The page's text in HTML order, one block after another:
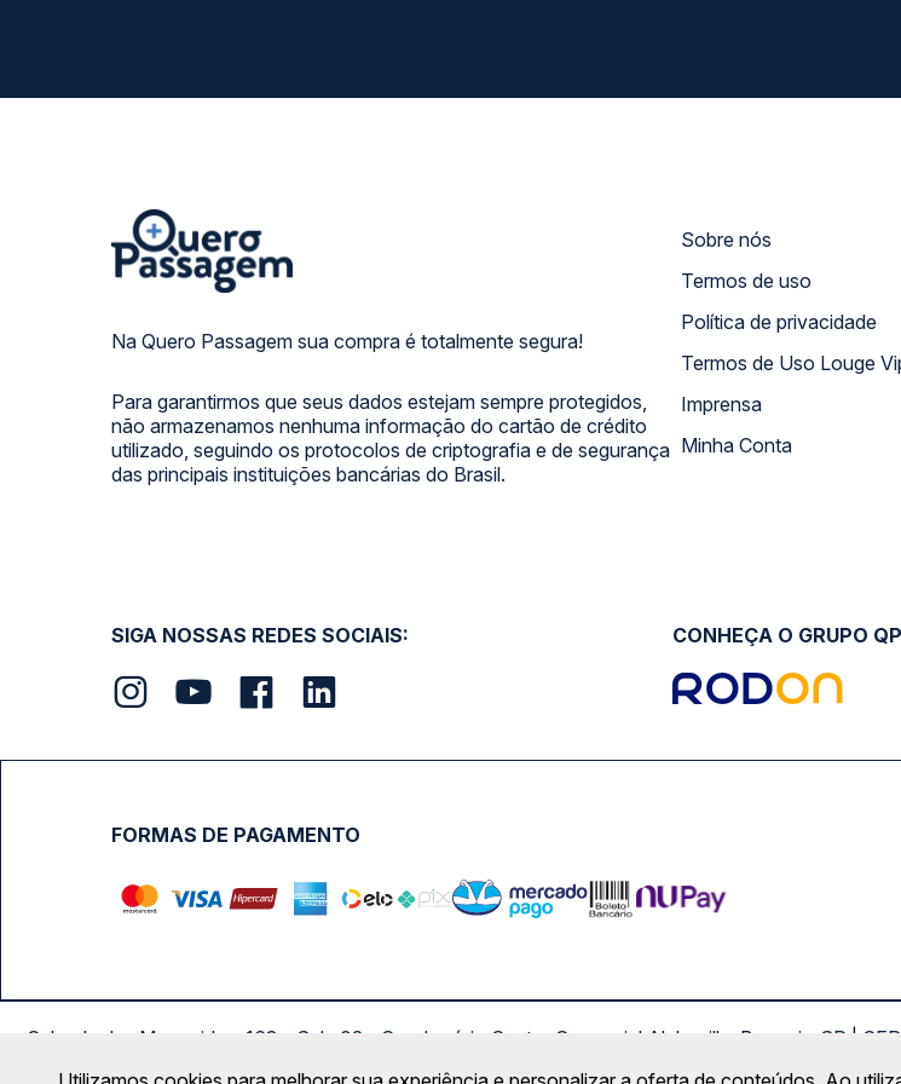
Na Quero Passagem sua compra é totalmente segura!
Para garantirmos que seus dados estejam sempre protegidos,
não armazenamos nenhuma informação do cartão de crédito
utilizado, seguindo os protocolos de criptografia e de segurança
das principais instituições bancárias do Brasil.
Sobre nós
Termos de uso
Política de privacidade
Termos de Uso Louge
Imprensa
Minha Conta
SIGA NOSSAS REDES SOCIAIS: CONHEÇA O GRUPO
FORMAS DE PAGAMENTO
Calçada das Margaridas, 163 - Sala 02 - Condomínio Centro Comercial Alphaville, Barueri - SP |
Copyright 2026 ©